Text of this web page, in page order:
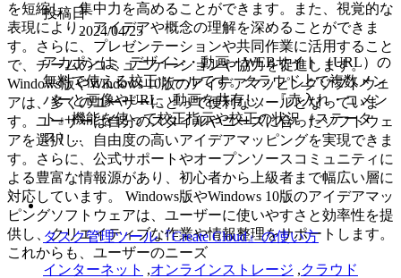
を短縮し、集中力を高めることができます。また、視覚的な
表現により、アイデアや概念の理解を深めることができま
す。さらに、プレゼンテーションや共同作業に活用すること
で、チームのコミュニケーションや協力を促進します。
Windows版やWindows 10版のアイデアマッピングソフトウェ
アは、多くのユーザーにとって便利なツールとなっていま
す。ユーザーは自分のスタイルやニーズに合ったソフトウェ
アを選択し、自由度の高いアイデアマッピングを実現できま
す。さらに、公式サポートやオープンソースコミュニティに
よる豊富な情報源があり、初心者から上級者まで幅広い層に
対応しています。 Windows版やWindows 10版のアイデアマッ
ピングソフトウェアは、ユーザーに使いやすさと効率性を提
供し、クリエイティブな作業や情報整理をサポートします。
これからも、ユーザーのニーズ
投稿日
2024/04/25
アカポンは、デザイン・動画・WEBサイト（URL）の
無料で使える校正ツールです。クラウド上で複数メン
バーと画像やURL、動画を共有し、『赤入れ・コメン
ト』機能を使って校正指示や校正の状況（ステータ
ス）...
タスク管理ツール『Create Cloud』の使い方
インターネット ,オンラインストレージ ,クラウド